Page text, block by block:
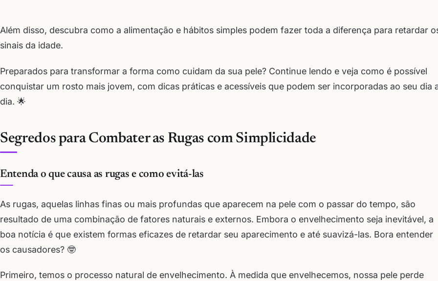
Além disso, descubra como a alimentação e hábitos simples podem fazer toda a diferença para retardar
sinais da idade.
Preparados para transformar a forma como cuidam da sua pele? Continue lendo e veja como é possível
conquistar um rosto mais jovem, com dicas práticas e acessíveis que podem ser incorporadas ao seu dia
dia. 🌟
Segredos para Combater as Rugas com Simplicidade
Entenda o que causa as rugas e como evitá-las
As rugas, aquelas linhas finas ou mais profundas que aparecem na pele com o passar do tempo, são
resultado de uma combinação de fatores naturais e externos. Embora o envelhecimento seja inevitável, a
boa notícia é que existem formas eficazes de retardar seu aparecimento e até suavizá-las. Bora entender
os causadores? 🤓
Primeiro, temos o processo natural de envelhecimento. À medida que envelhecemos, nossa pele perde